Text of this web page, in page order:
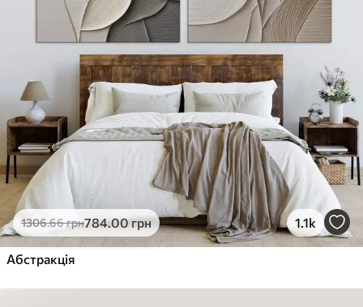
1306.66грн784.00грн 1.1k
Абстракція